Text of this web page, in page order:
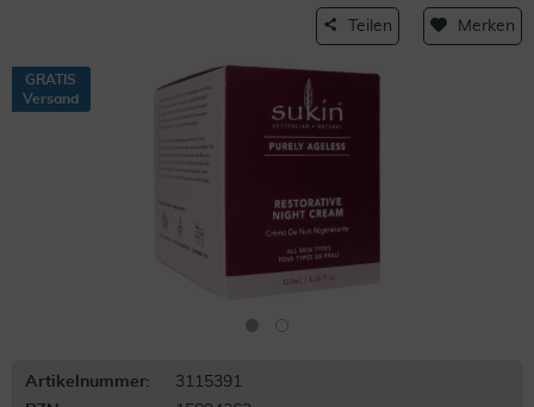
Teilen Merken
GRATIS
Versand
Artikelnummer:
3115391